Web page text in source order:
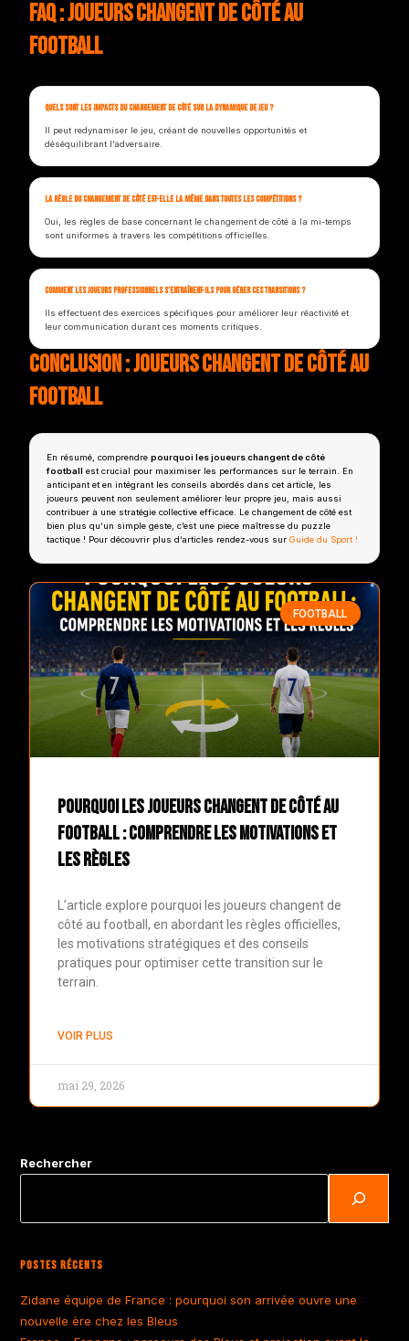
FAQ : joueurs changent de côté au
football
Quels sont les impacts du changement de côté sur la dynamique de jeu ?
Il peut redynamiser le jeu, créant de nouvelles opportunités et
déséquilibrant l’adversaire.
La règle du changement de côté est-elle la même dans toutes les compétitions ?
Oui, les règles de base concernant le changement de côté à la mi-temps
sont uniformes à travers les compétitions officielles.
Comment les joueurs professionnels s’entraînent-ils pour gérer ces transitions ?
Ils effectuent des exercices spécifiques pour améliorer leur réactivité et
leur communication durant ces moments critiques.
Conclusion : joueurs changent de côté au
football
En résumé, comprendrepourquoi les joueurs changent de côté
football
est crucial pour maximiser les performances sur le terrain. En
anticipant et en intégrant les conseils abordés dans cet article, les
joueurs peuvent non seulement améliorer leur propre jeu, mais aussi
contribuer à une stratégie collective efficace. Le changement de côté est
bien plus qu’un simple geste, c’est une pièce maîtresse du puzzle
tactique ! Pour découvrir plus d’articles rendez-vous surGuide du Sport !
FOOTBALL
Pourquoi les joueurs changent de côté au
football : Comprendre les motivations et
les règles
L’article explore pourquoi les joueurs changent de
côté au football, en abordant les règles officielles,
les motivations stratégiques et des conseils
pratiques pour optimiser cette transition sur le
terrain.
VOIR PLUS
mai 29, 2026
Rechercher
Postes Récents
Zidane équipe de France : pourquoi son arrivée ouvre une
nouvelle ère chez les Bleus